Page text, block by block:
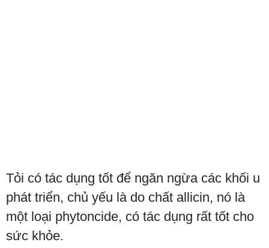
Tỏi có tác dụng tốt để ngăn ngừa các khối u
phát triển, chủ yếu là do chất allicin, nó là
một loại phytoncide, có tác dụng rất tốt cho
sức khỏe.